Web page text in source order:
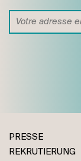
PRESSE
REKRUTIERUNG